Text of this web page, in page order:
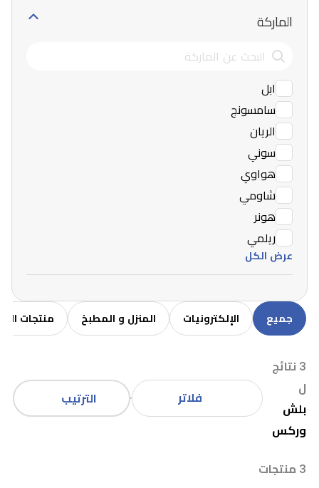
الماركة
ابل
سامسونج
الريان
سوني
هواوي
شاومي
هونر
ريلمي
عرض الكل
جميع الإلكترونيات المنزل و المطبخ منتجات
3 نتائج
ل
بلش
وركس
فلاتر الترتيب
3 منتجات